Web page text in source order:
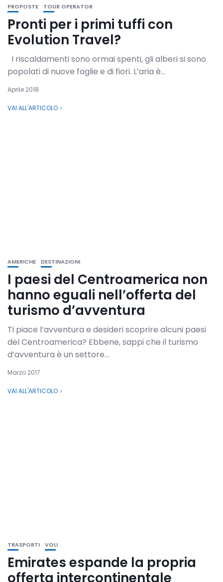
PROPOSTE TOUR OPERATOR
Pronti per i primi tuffi con
Evolution Travel?
I riscaldamenti sono ormai spenti, gli alberi si sono
popolati di nuove foglie e di fiori. L’aria è...
Aprile 2018
VAI ALL'ARTICOLO
AMERICHE DESTINAZIONI
I paesi del Centroamerica non
hanno eguali nell’offerta del
turismo d’avventura
Ti piace l’avventura e desideri scoprire alcuni paesi
del Centroamerica? Ebbene, sappi che il turismo
d’avventura è un settore...
Marzo 2017
VAI ALL'ARTICOLO
TRASPORTI VOLI
Emirates espande la propria
offerta intercontinentale